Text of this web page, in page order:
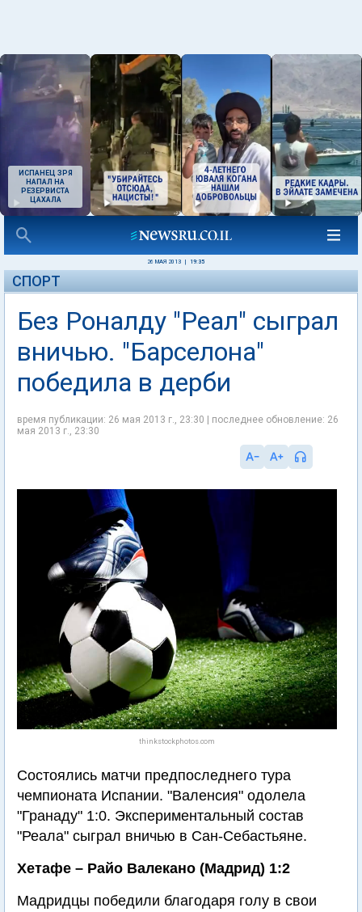
ИСПАНЕЦ ЗРЯ
НАПАЛ НА
РЕЗЕРВИСТА
ЦАХАЛА
26 МАЯ 2013 19:35
СПОРТ
Без Роналду "Реал" сыграл
вничью. "Барселона"
победила в дерби
время публикации: 26 мая 2013 г., 23:30 | последнее обновление: 26
мая 2013 г., 23:30
thinkstockphotos.com
Состоялись матчи предпоследнего тура
чемпионата Испании. "Валенсия" одолела
"Гранаду" 1:0. Экспериментальный состав
"Реала" сыграл вничью в Сан-Себастьяне.
Хетафе – Райо Валекано (Мадрид) 1:2
Мадридцы победили благодаря голу в свои